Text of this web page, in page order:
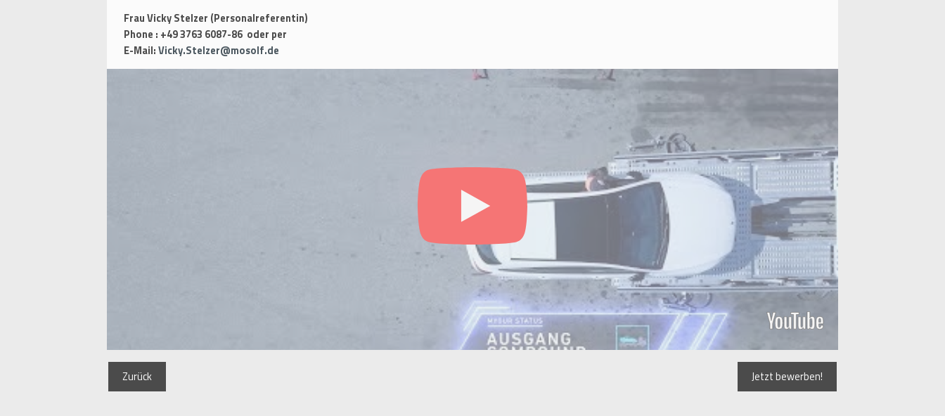
Frau Vicky Stelzer (Personalreferentin)
Phone : +49 3763 6087-86 oder per
E-Mail:Vicky.Stelzer@mosolf.de
Zurück Jetzt bewerben!